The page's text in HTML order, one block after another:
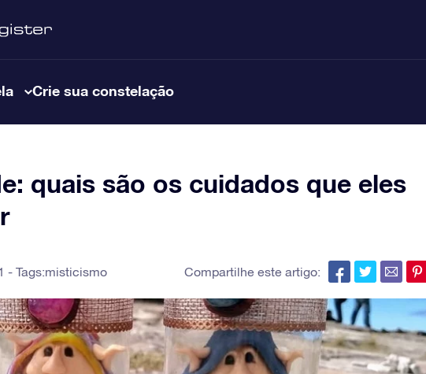
Crie sua constelação
quais são os cuidados que eles
- Tags:misticismo Compartilhe este artigo: